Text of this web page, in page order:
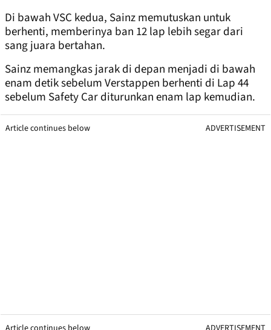
Di bawah VSC kedua, Sainz memutuskan untuk
berhenti, memberinya ban 12 lap lebih segar dari
sang juara bertahan.
Sainz memangkas jarak di depan menjadi di bawah
enam detik sebelum Verstappen berhenti di Lap 44
sebelum Safety Car diturunkan enam lap kemudian.
Article continues below ADVERTISEMENT